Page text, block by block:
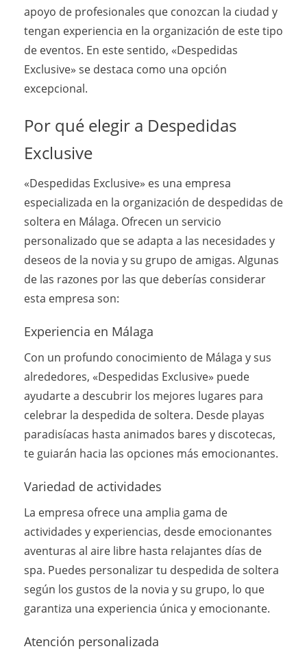
apoyo de profesionales que conozcan la ciudad y
tengan experiencia en la organización de este tipo
de eventos. En este sentido, «Despedidas
Exclusive» se destaca como una opción
excepcional.
Por qué elegir a Despedidas
Exclusive
«Despedidas Exclusive» es una empresa
especializada en la organización de despedidas de
soltera en Málaga. Ofrecen un servicio
personalizado que se adapta a las necesidades y
deseos de la novia y su grupo de amigas. Algunas
de las razones por las que deberías considerar
esta empresa son:
Experiencia en Málaga
Con un profundo conocimiento de Málaga y sus
alrededores, «Despedidas Exclusive» puede
ayudarte a descubrir los mejores lugares para
celebrar la despedida de soltera. Desde playas
paradisíacas hasta animados bares y discotecas,
te guiarán hacia las opciones más emocionantes.
Variedad de actividades
La empresa ofrece una amplia gama de
actividades y experiencias, desde emocionantes
aventuras al aire libre hasta relajantes días de
spa. Puedes personalizar tu despedida de soltera
según los gustos de la novia y su grupo, lo que
garantiza una experiencia única y emocionante.
Atención personalizada